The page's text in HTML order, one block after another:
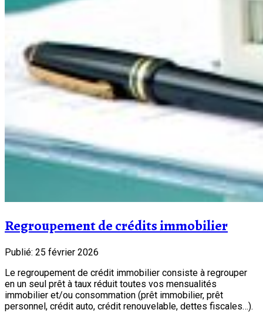
Regroupement de crédits immobilier
Publié: 25 février 2026
Le regroupement de crédit immobilier consiste à regrouper
en un seul prêt à taux réduit toutes vos mensualités
immobilier et/ou consommation (prêt immobilier, prêt
personnel, crédit auto, crédit renouvelable, dettes fiscales…).